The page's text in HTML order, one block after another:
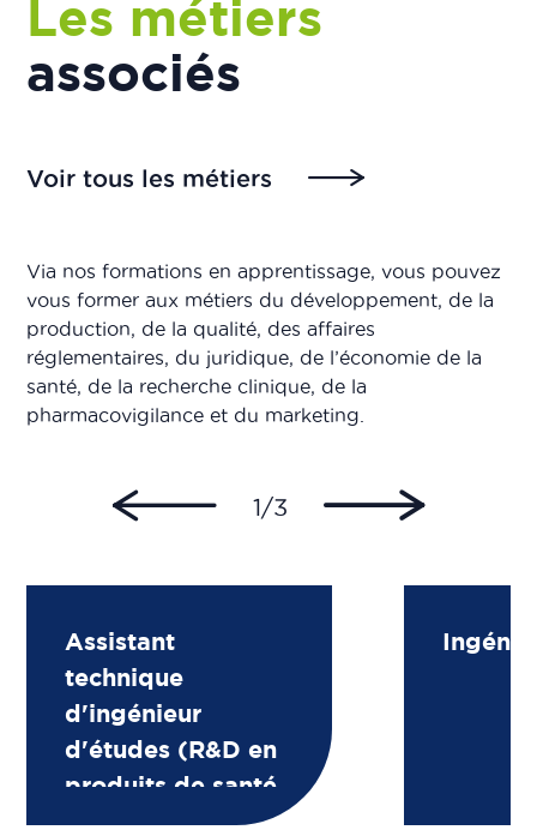
Les métiers
associés
Voir tous les métiers
Via nos formations en apprentissage, vous pouvez
vous former aux métiers du développement, de la
production, de la qualité, des affaires
réglementaires, du juridique, de l’économie de la
santé, de la recherche clinique, de la
pharmacovigilance et du marketing.
1/3
Assistant
technique
d'ingénieur
d'études (R&D en
produits de santé
à base de